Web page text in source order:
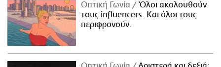
Οπτική Γωνία
Όλοι ακολουθούν
τους influencers. Και όλοι τους
περιφρονούν.